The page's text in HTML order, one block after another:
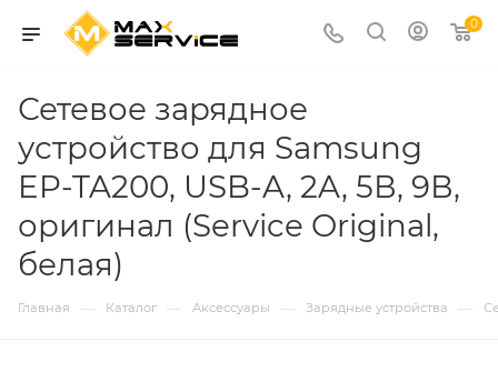
0
Сетевое зарядное
устройство для Samsung
EP-TA200, USB-A, 2A, 5В, 9В,
оригинал (Service Original,
белая)
Главная — Каталог — Аксессуары — Зарядные устройства —